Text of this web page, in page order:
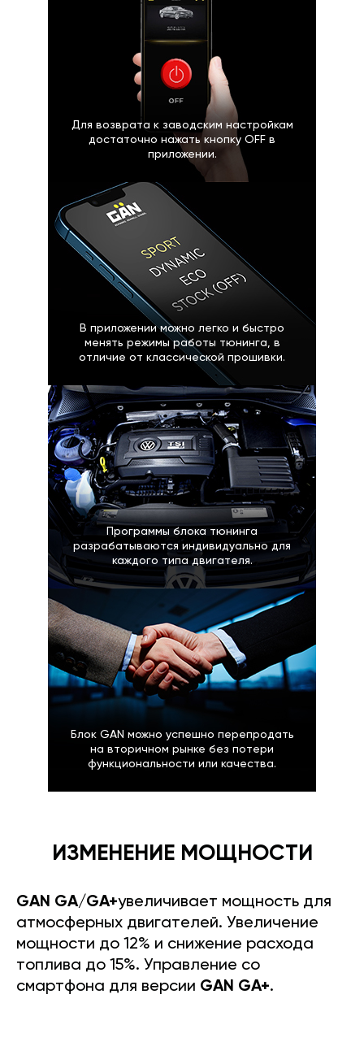
Для возврата к заводским настройкам
достаточно нажать кнопку OFF в
приложении.
В приложении можно легко и быстро
менять режимы работы тюнинга, в
отличие от классической прошивки.
Программы блока тюнинга
разрабатываются индивидуально для
каждого типа двигателя.
Блок GAN можно успешно перепродать
на вторичном рынке без потери
функциональности или качества.
ИЗМЕНЕНИЕ МОЩНОСТИ
GAN GA/GA+увеличивает мощность для
атмосферных двигателей. Увеличение
мощности до 12% и снижение расхода
топлива до 15%. Управление со
смартфона для версии GAN GA+.